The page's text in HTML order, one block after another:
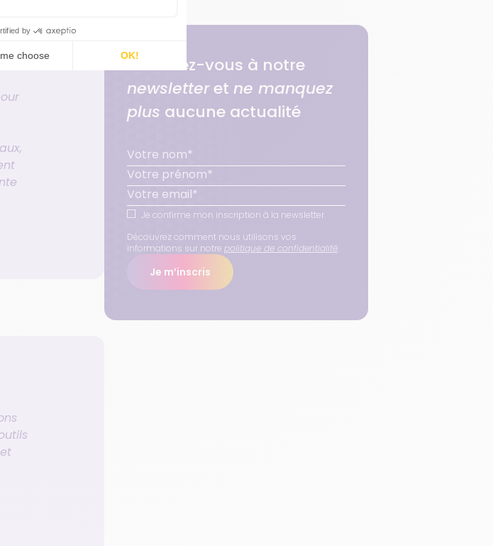
Abonnez-vous à notre
newsletteret ne manquez
plus aucune actualité
Je confirme mon inscription à la newsletter.
Découvrez comment nous utilisons vos
informations sur notre politique de confidentialité
Je m’inscris